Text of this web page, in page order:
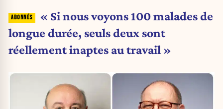
« Si nous voyons 100 malades de
longue durée, seuls deux sont
réellement inaptes au travail »